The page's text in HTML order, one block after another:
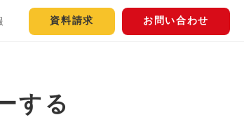
資料請求 お問い合わせ
する